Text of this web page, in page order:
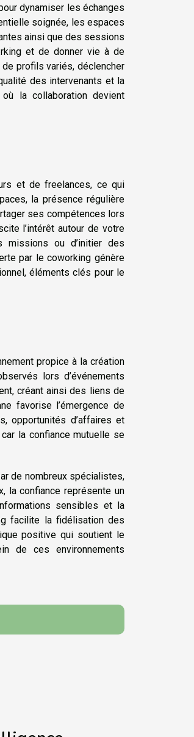
dynamiser les échanges
soignée, les espaces
ainsi que des sessions
et de donner vie à de
de profils variés, déclencher
des intervenants et la
la collaboration devient
et de freelances, ce qui
la présence régulière
ses compétences lors
l’intérêt autour de votre
missions ou d’initier des
par le coworking génère
éléments clés pour le
propice à la création
lors d’événements
créant ainsi des liens de
favorise l’émergence de
opportunités d’affaires et
la confiance mutuelle se
de nombreux spécialistes,
la confiance représente un
sensibles et la
facilite la fidélisation des
positive qui soutient le
de ces environnements